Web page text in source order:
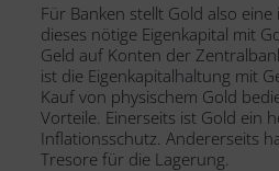
Für Banken stellt Gold also
dieses nötige Eigenkapital mit
Geld auf Konten der
ist die Eigenkapitalhaltung mit
Kauf von physischem Gold
Vorteile. Einerseits ist Gold ein
Inflationsschutz. Andererseits
Tresore für die Lagerung.